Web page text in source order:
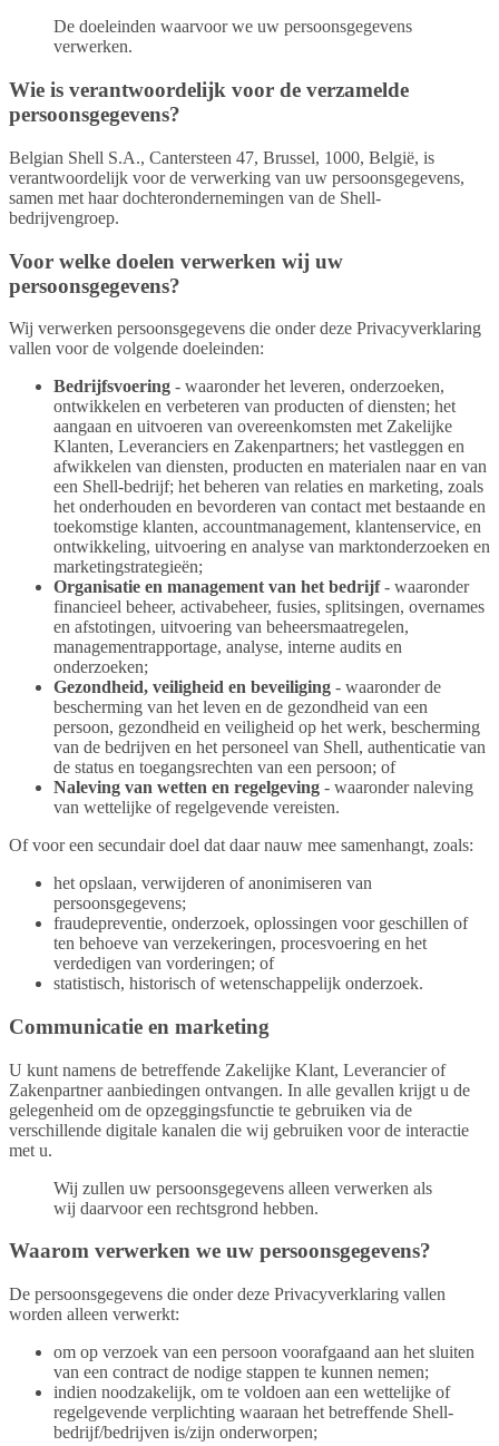
De doeleinden waarvoor we uw persoonsgegevens
verwerken.
Wie is verantwoordelijk voor de verzamelde
persoonsgegevens?
Belgian Shell S.A., Cantersteen 47, Brussel, 1000, België, is
verantwoordelijk voor de verwerking van uw persoonsgegevens,
samen met haar dochterondernemingen van de Shell-
bedrijvengroep.
Voor welke doelen verwerken wij uw
persoonsgegevens?
Wij verwerken persoonsgegevens die onder deze Privacyverklaring
vallen voor de volgende doeleinden:
Bedrijfsvoering - waaronder het leveren, onderzoeken,
ontwikkelen en verbeteren van producten of diensten; het
aangaan en uitvoeren van overeenkomsten met Zakelijke
Klanten, Leveranciers en Zakenpartners; het vastleggen en
afwikkelen van diensten, producten en materialen naar en van
een Shell-bedrijf; het beheren van relaties en marketing, zoals
het onderhouden en bevorderen van contact met bestaande en
toekomstige klanten, accountmanagement, klantenservice, en
ontwikkeling, uitvoering en analyse van marktonderzoeken en
marketingstrategieën;
Organisatie en management van het bedrijf- waaronder
financieel beheer, activabeheer, fusies, splitsingen, overnames
en afstotingen, uitvoering van beheersmaatregelen,
managementrapportage, analyse, interne audits en
onderzoeken;
Gezondheid, veiligheid en beveiliging - waaronder de
bescherming van het leven en de gezondheid van een
persoon, gezondheid en veiligheid op het werk, bescherming
van de bedrijven en het personeel van Shell, authenticatie van
de status en toegangsrechten van een persoon; of
Naleving van wetten en regelgeving - waaronder naleving
van wettelijke of regelgevende vereisten.
Of voor een secundair doel dat daar nauw mee samenhangt, zoals:
het opslaan, verwijderen of anonimiseren van
persoonsgegevens;
fraudepreventie, onderzoek, oplossingen voor geschillen of
ten behoeve van verzekeringen, procesvoering en het
verdedigen van vorderingen; of
statistisch, historisch of wetenschappelijk onderzoek.
Communicatie en marketing
U kunt namens de betreffende Zakelijke Klant, Leverancier of
Zakenpartner aanbiedingen ontvangen. In alle gevallen krijgt u de
gelegenheid om de opzeggingsfunctie te gebruiken via de
verschillende digitale kanalen die wij gebruiken voor de interactie
met u.
Wij zullen uw persoonsgegevens alleen verwerken als
wij daarvoor een rechtsgrond hebben.
Waarom verwerken we uw persoonsgegevens?
De persoonsgegevens die onder deze Privacyverklaring vallen
worden alleen verwerkt:
om op verzoek van een persoon voorafgaand aan het sluiten
van een contract de nodige stappen te kunnen nemen;
indien noodzakelijk, om te voldoen aan een wettelijke of
regelgevende verplichting waaraan het betreffende Shell-
bedrijf/bedrijven is/zijn onderworpen;